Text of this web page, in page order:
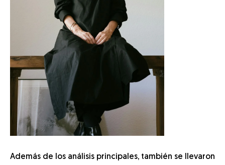
Además de los análisis principales, también se llevaron